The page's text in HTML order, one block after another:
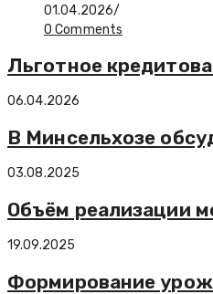
01.04.2026/
0 Comments
Льготное
06.04.2026
В Минсельхозе
03.08.2025
Объём реализации
19.09.2025
Формирование